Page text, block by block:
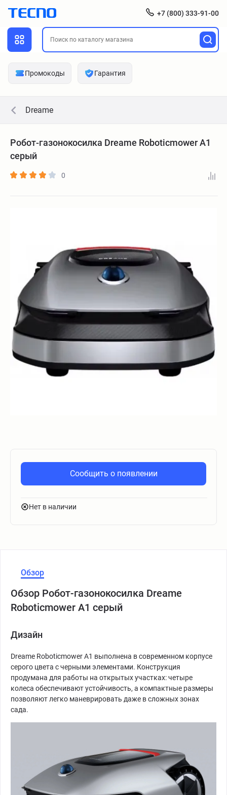
+7 (800) 333-91-00
Промокоды Гарантия
Dreame
Робот-газонокосилка Dreame Roboticmower A1
серый
0
Сообщить о появлении
Нет в наличии
Обзор
Обзор Робот-газонокосилка Dreame
Roboticmower A1 серый
Дизайн
Dreame Roboticmower A1 выполнена в современном корпусе
серого цвета с черными элементами. Конструкция
продумана для работы на открытых участках: четыре
колеса обеспечивают устойчивость, а компактные размеры
позволяют легко маневрировать даже в сложных зонах
сада.